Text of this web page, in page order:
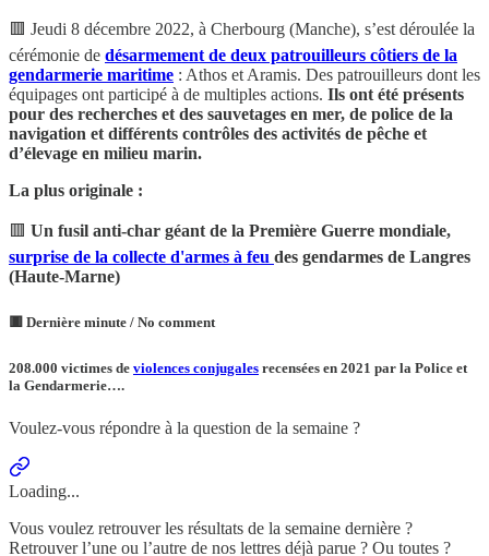
🟥 Jeudi 8 décembre 2022, à Cherbourg (Manche), s’est déroulée la
cérémonie de désarmement de deux patrouilleurs côtiers de la
gendarmerie maritime : Athos et Aramis. Des patrouilleurs dont les
équipages ont participé à de multiples actions. Ils ont été présents
pour des recherches et des sauvetages en mer, de police de la
navigation et différents contrôles des activités de pêche et
d’élevage en milieu marin.
La plus originale :
🟥 Un fusil anti-char géant de la Première Guerre mondiale,
surprise de la collecte d'armes à feu des gendarmes de Langres
(Haute-Marne)
🟥 Dernière minute / No comment
208.000 victimes de violences conjugales recensées en 2021 par la Police et
la Gendarmerie….
Voulez-vous répondre à la question de la semaine ?
Loading...
Vous voulez retrouver les résultats de la semaine dernière ?
Retrouver l’une ou l’autre de nos lettres déjà parue ? Ou toutes ?